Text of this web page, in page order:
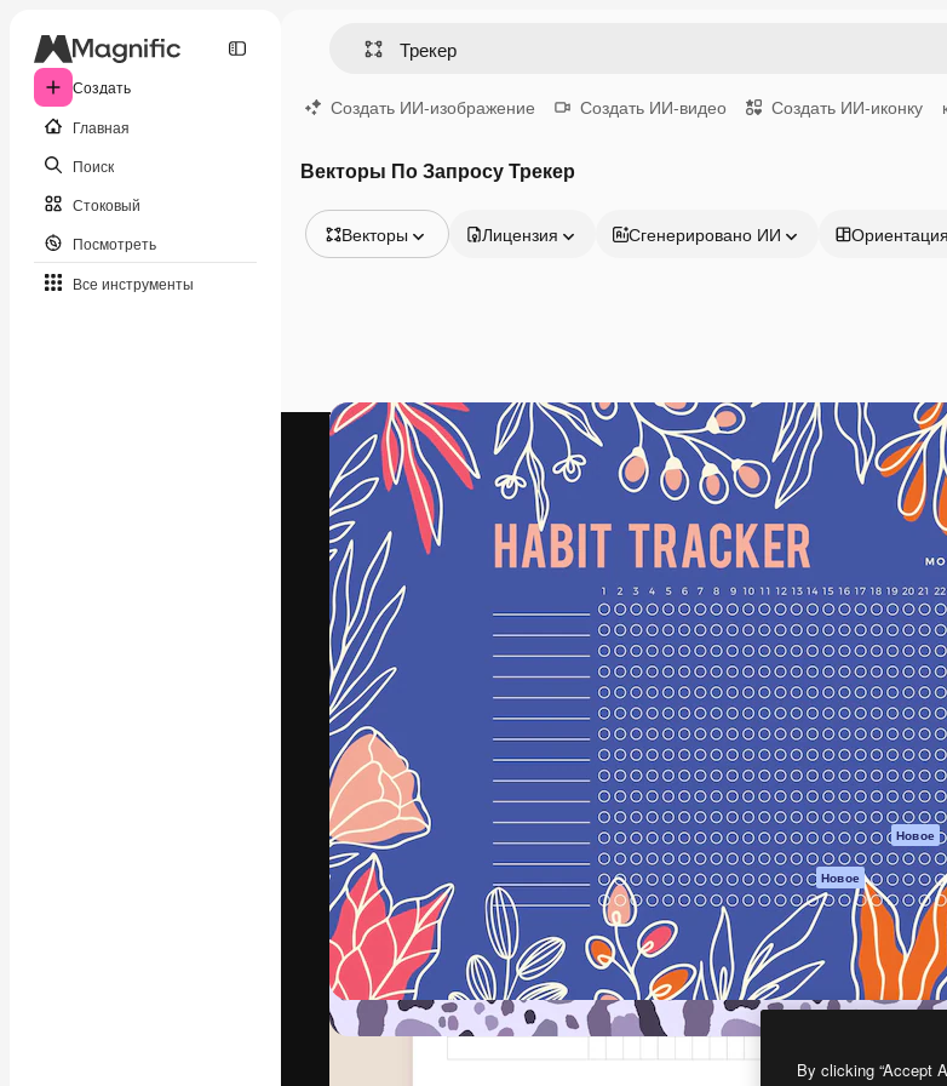
Создать
Главная
Поиск
Стоковый
Посмотреть
Все инструменты
Создать ИИ-изображение Создать ИИ-видео Создать ИИ-иконку
Векторы По Запросу Трекер
Векторы
Видео
Видеоролик
Моушн-дизайн
Видеошаблоны
Иконки
3D-модели
Шрифты
Лицензия Сгенерировано ИИ Ориентация
Креативная платформа для создания
ваших лучших работ. Более 1 миллиона
подписчиков среди креаторов,
предприятий, агентств и студий.
Pусский
Продукция
Spaces
ИИ-помощник
Генератор
изображений ИИ
Генератор видео
ИИ
Генератор голоса
на основе ИИ
Стоковый контент
MCP для
Claude/ChatGPT
Новое
Агенты Новое
API
Мобильное
приложение
Все инструменты
Magnific
By clicking “Accept